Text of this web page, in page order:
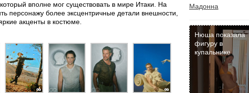
вполне мог существовать в мире Итаки. На
персонажу более эксцентричные детали внешности,
акценты в костюме.
Мадонна
Нюша показала
фигуру в
купальнике